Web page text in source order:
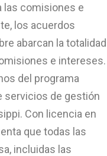
las comisiones e
los acuerdos
abarcan la totalidad
e intereses.
del programa
servicios de gestión
Con licencia en
que todas las
incluidas las